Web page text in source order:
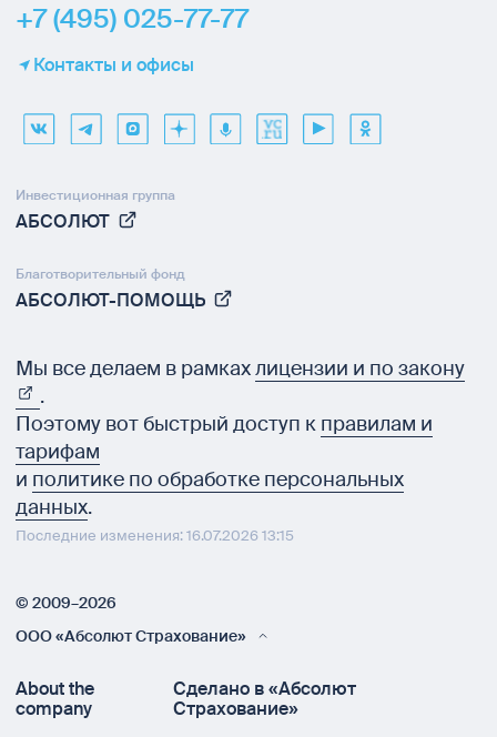
+7 (495) 025-77-77
Контакты и офисы
Инвестиционная группа
АБСОЛЮТ
Благотворительный фонд
АБСОЛЮТ-ПОМОЩЬ
Мы все делаем в рамкахлицензии и по закону
.
Поэтому вот быстрый доступ к правилам и
тарифам
и политике по обработке персональных
данных.
Последние изменения: 16.07.2026 13:15
© 2009–2026
ООО «Абсолют Страхование»
About the
company
Сделано в «Абсолют
Страхование»